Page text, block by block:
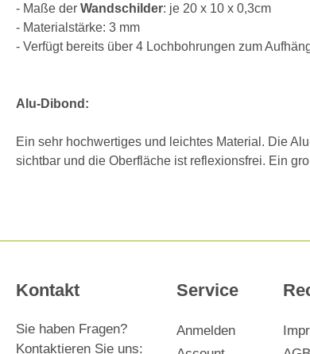
- Maße der Wandschilder: je 20 x 10 x 0,3cm
- Materialstärke: 3 mm
- Verfügt bereits über 4 Lochbohrungen zum
Alu-Dibond:
Ein sehr hochwertiges und leichtes Material. Die
sichtbar und die Oberfläche ist reflexionsfrei. Ein
Kontakt
Sie haben Fragen?
Kontaktieren Sie uns:
Service
Anmelden